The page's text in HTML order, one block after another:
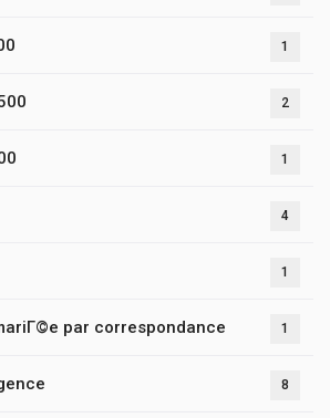
1
2
1
4
1
par correspondance 1
8